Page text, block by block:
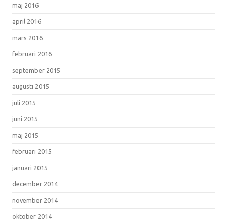
maj 2016
april 2016
mars 2016
februari 2016
september 2015
augusti 2015
juli 2015
juni 2015
maj 2015
februari 2015
januari 2015
december 2014
november 2014
oktober 2014